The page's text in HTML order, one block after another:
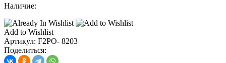
Наличие:
Add to Wishlist
Артикул: F2PO- 8203
Поделиться: